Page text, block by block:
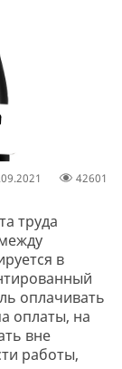
42601
труда
в
оплачивать
оплаты, на
вне
работы,